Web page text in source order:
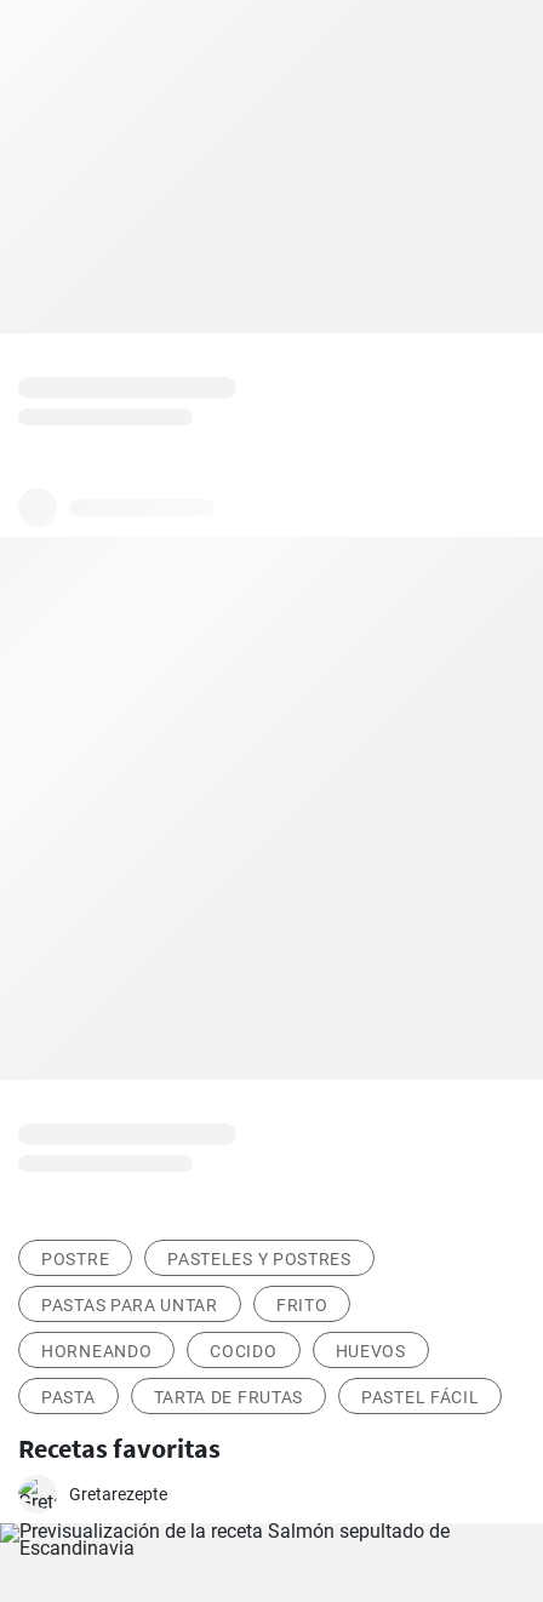
POSTRE PASTELES Y POSTRES
PASTAS PARA UNTAR FRITO
HORNEANDO COCIDO HUEVOS
PASTA TARTA DE FRUTAS PASTEL FÁCIL
Recetas favoritas
Gretarezepte